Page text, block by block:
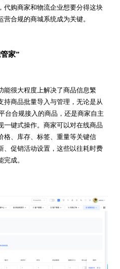
代购商家和物流企业想要分得这块
合规的商城系统成为关键。
家”
能很大程度上解决了商品信息繁
持商品批量导入与管理，无论是从
台合规接入的商品，还是商家自主
一键式操作。商家可以对在线商品
格、库存、标签、重量等关键信
、促销活动设置，这些以往耗时费
成。